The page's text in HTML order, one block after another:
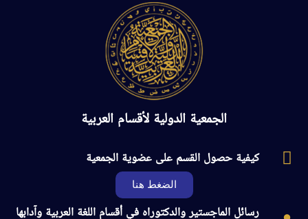
الجمعية الدولية لأقسام العربية
كيفية حصول القسم على عضوية الجمعية
الضغط هنا
رسائل الماجستير والدكتوراه في أقسام اللغة العربية وآدابها